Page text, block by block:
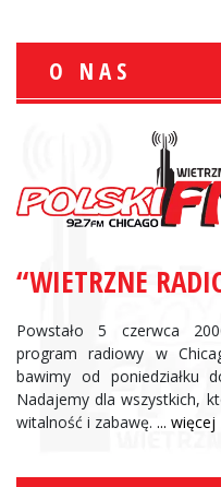
O NAS
“WIETRZNE
Powstało 5 czerwca
program radiowy w
bawimy od poniedziałku
Nadajemy dla wszystkich,
witalność i zabawę. ... więcej